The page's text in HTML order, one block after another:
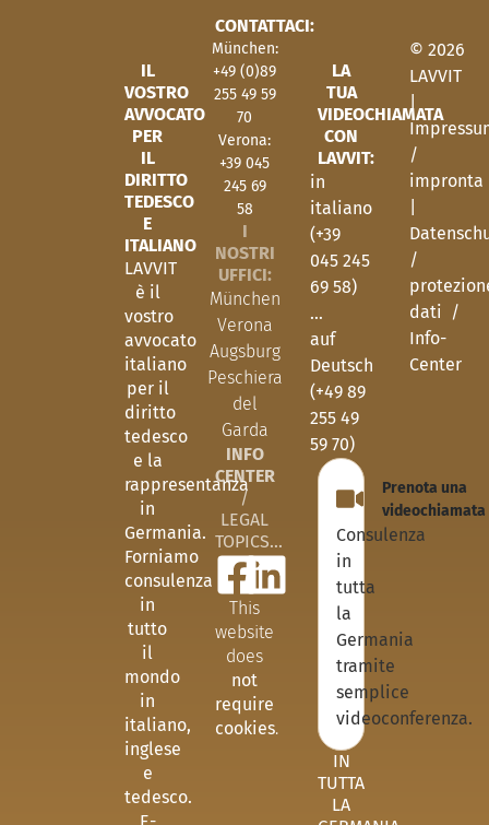
IL
VOSTRO
AVVOCATO
PER
IL
DIRITTO
TEDESCO
E
ITALIANO
LAVVIT
è il
vostro
avvocato
italiano
per il
diritto
tedesco
e la
rappresentanza
in
Germania.
Forniamo
consulenza
in
tutto
il
mondo
in
italiano,
inglese
e
tedesco.
CONTATTACI:
München:
+49 (0)89
255 49 59
70
Verona:
+39 045
245 69
58
I
NOSTRI
UFFICI:
München
Verona
Augsburg
Peschiera
del
Garda
INFO
CENTER
/
LEGAL
TOPICS...
This
website
does
not
require
cookies.
LA
TUA
VIDEOCHIAMATA
CON
LAVVIT:
in
italiano
(+39
045 245
69 58)
…
auf
Deutsch
(+49 89
255 49
59 70)
Prenota una
videochiamata
Consulenza
in
tutta
la
Germania
tramite
semplice
videoconferenza.
IN
TUTTA
LA
© 2026
LAVVIT
/
impronta
/
dati /
Info-
Center